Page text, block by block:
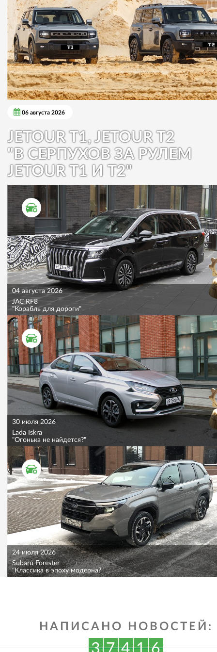
06 августа 2026
JETOUR T1, JETOUR T2
"В СЕРПУХОВ ЗА РУЛЕМ
JETOUR T1 И T2"
ТЕСТ ДРАЙВ
04 августа 2026
JAC RF8
"Корабль для дороги"
ТЕСТ ДРАЙВ
30 июля 2026
Lada Iskra
"Огонька не найдется?"
ТЕСТ ДРАЙВ
24 июля 2026
Subaru Forester
"Классика в эпоху модерна?"
НАПИСАНО НОВОСТЕЙ:
3 7 4 1 6